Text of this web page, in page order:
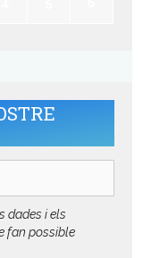
dades i els
fan possible